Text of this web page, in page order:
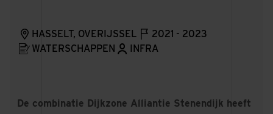
HASSELT, OVERIJSSEL
2021 - 2023
WATERSCHAPPEN
INFRA
De combinatie Dijkzone Alliantie Stenendijk heeft